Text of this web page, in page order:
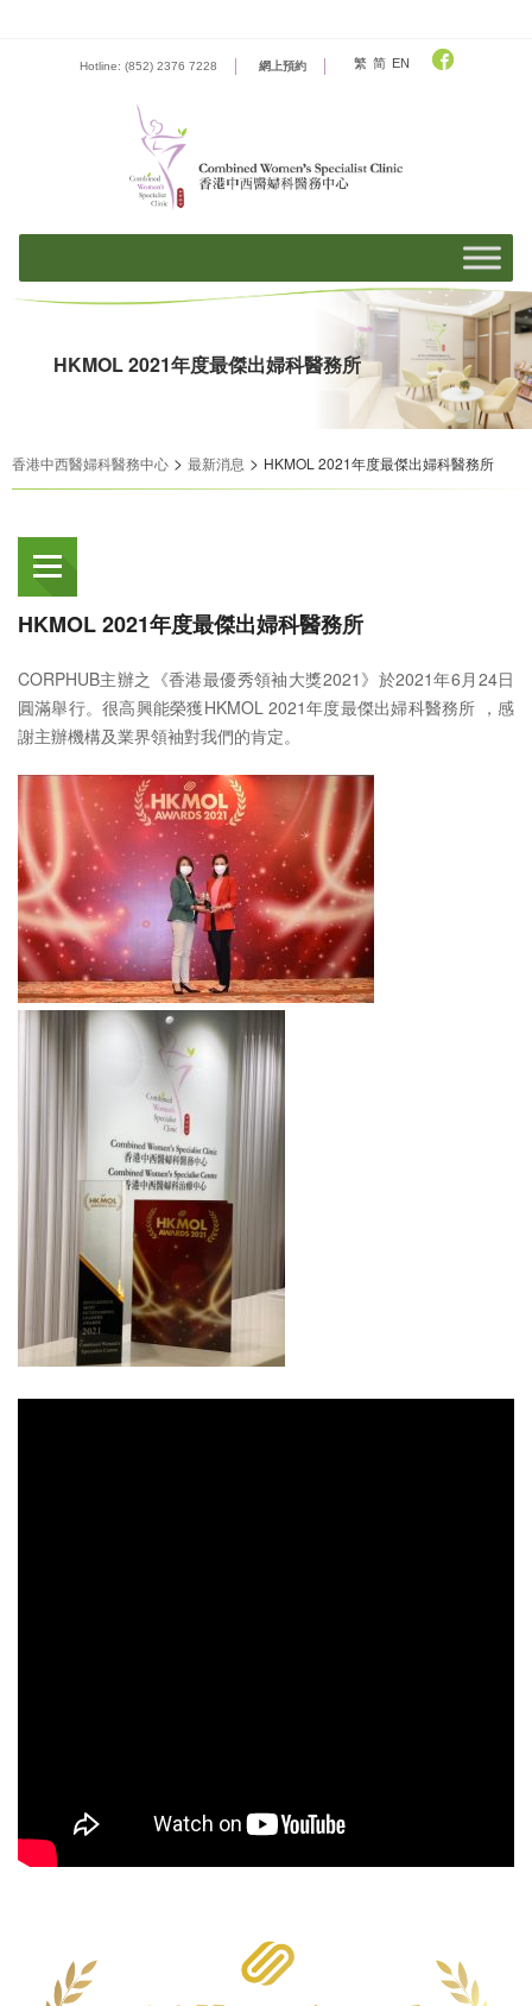
Hotline: (852) 2376 7228 網上預約 繁 简 EN
HKMOL 2021年度最傑出婦科醫務所
香港中西醫婦科醫務中心 > 最新消息 > HKMOL 2021年度最傑出婦科醫務所
HKMOL 2021年度最傑出婦科醫務所
CORPHUB主辦之《香港最優秀領袖大獎2021》於2021年6月24日
圓滿舉行。很高興能榮獲HKMOL 2021年度最傑出婦科醫務所 ，感
謝主辦機構及業界領袖對我們的肯定。